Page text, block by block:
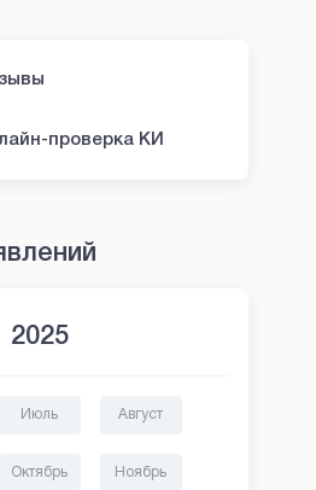
проверка КИ
2025
Июль Август
Октябрь Ноябрь